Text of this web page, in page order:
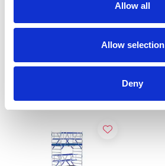
Allow all
Allow selection
Deny